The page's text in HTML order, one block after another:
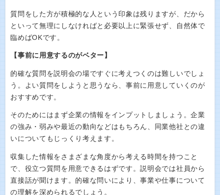
質問をした方が積極的な人という印象は残りますが、だから
といって無理にしなければと必要以上に緊張せず、自然体で
臨めばOKです。
【事前に用意するのがベター】
的確な質問を説明会の場ですぐに考えつくのは難しいでしょ
う。よい質問をしようと思うなら、事前に用意していくのが
おすすめです。
そのためにはまず企業の情報をインプットしましょう。企業
の強み・弱みや最近の動向などはもちろん、同業他社との違
いについてもじっくり考えます。
収集した情報をさまざまな角度から考える時間を持つこと
で、役立つ質問を用意できるはずです。説明会では社員から
直接話が聞けます。的確な問いにより、事業や仕事について
の理解を深められるでしょう。